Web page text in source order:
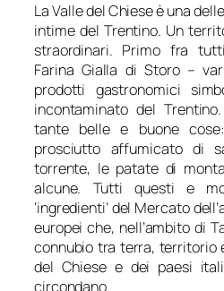
La Valle del Chiese è una
intime del Trentino. Un
straordinari. Primo fra
Farina Gialla di Storo –
prodotti gastronomici
incontaminato del
tante belle e buone
prosciutto affumicato di
torrente, le patate di
alcune. Tutti questi e
‘ingredienti’ del Mercato
europei che, nell’ambito di
connubio tra terra, territorio
del Chiese e dei paesi
circondano.